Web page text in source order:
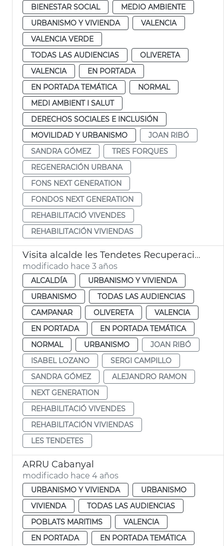
BIENESTAR SOCIAL
MEDIO AMBIENTE
URBANISMO Y VIVIENDA
VALENCIA
VALENCIA VERDE
TODAS LAS AUDIENCIAS
OLIVERETA
VALENCIA
EN PORTADA
EN PORTADA TEMÁTICA
NORMAL
MEDI AMBIENT I SALUT
DERECHOS SOCIALES E INCLUSIÓN
MOVILIDAD Y URBANISMO
JOAN RIBÓ
SANDRA GÓMEZ
TRES FORQUES
REGENERACIÓN URBANA
FONS NEXT GENERATION
FONDOS NEXT GENERATION
REHABILITACIÓ VIVENDES
REHABILITACIÓN VIVIENDAS
Visita alcalde les Tendetes Recuperación viviendas Next Generation
modificado hace 3 años
ALCALDÍA
URBANISMO Y VIVIENDA
URBANISMO
TODAS LAS AUDIENCIAS
CAMPANAR
OLIVERETA
VALENCIA
EN PORTADA
EN PORTADA TEMÁTICA
NORMAL
URBANISMO
JOAN RIBÓ
ISABEL LOZANO
SERGI CAMPILLO
SANDRA GÓMEZ
ALEJANDRO RAMON
NEXT GENERATION
REHABILITACIÓ VIVENDES
REHABILITACIÓN VIVIENDAS
LES TENDETES
ARRU Cabanyal
modificado hace 4 años
URBANISMO Y VIVIENDA
URBANISMO
VIVIENDA
TODAS LAS AUDIENCIAS
POBLATS MARITIMS
VALENCIA
EN PORTADA
EN PORTADA TEMÁTICA